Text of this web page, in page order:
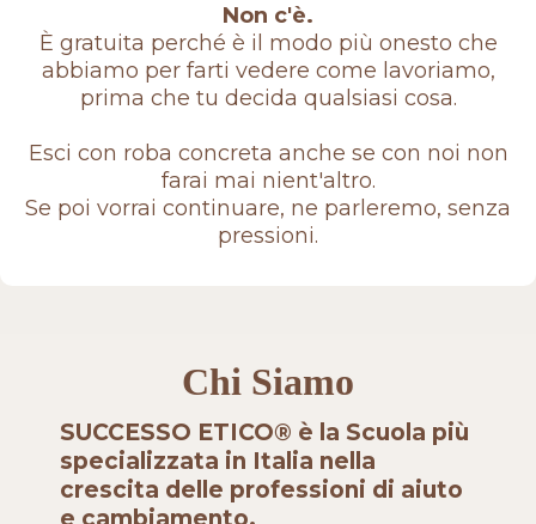
Non c'è.
È gratuita perché è il modo più onesto che
abbiamo per farti vedere come lavoriamo,
prima che tu decida qualsiasi cosa.
Esci con roba concreta anche se con noi non
farai mai nient'altro.
Se poi vorrai continuare, ne parleremo, senza
pressioni.
Chi Siamo
SUCCESSO ETICO® è la Scuola più
specializzata in Italia nella
crescita delle professioni di aiuto
e cambiamento.